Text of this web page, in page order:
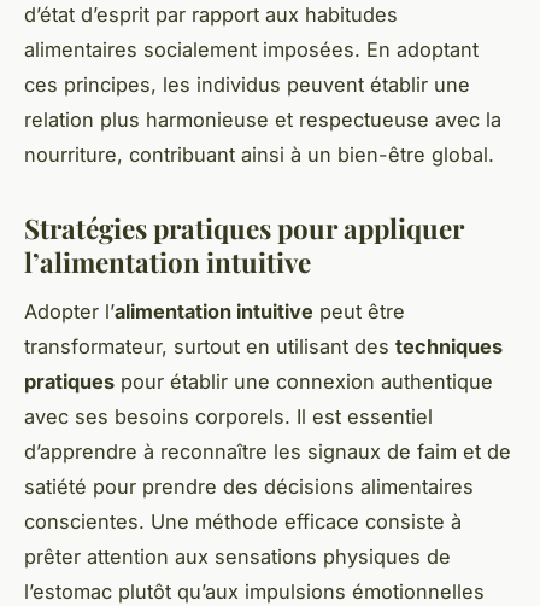
d’état d’esprit par rapport aux habitudes
alimentaires socialement imposées. En adoptant
ces principes, les individus peuvent établir une
relation plus harmonieuse et respectueuse avec la
nourriture, contribuant ainsi à un bien-être global.
Stratégies pratiques pour appliquer
l’alimentation intuitive
Adopter l’alimentation intuitive peut être
transformateur, surtout en utilisant des techniques
pratiques pour établir une connexion authentique
avec ses besoins corporels. Il est essentiel
d’apprendre à reconnaître les signaux de faim et de
satiété pour prendre des décisions alimentaires
conscientes. Une méthode efficace consiste à
prêter attention aux sensations physiques de
l’estomac plutôt qu’aux impulsions émotionnelles